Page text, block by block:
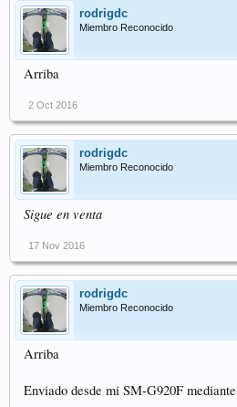
rodrigdc
Miembro Reconocido
Arriba
2 Oct 2016
rodrigdc
Miembro Reconocido
Sigue en venta
17 Nov 2016
rodrigdc
Miembro Reconocido
Arriba
Enviado desde mi SM-G920F